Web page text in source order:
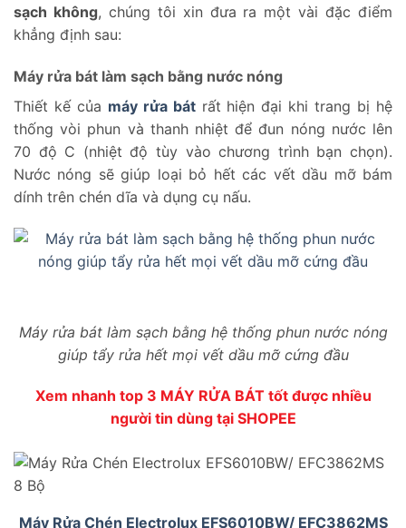
sạch không, chúng tôi xin đưa ra một vài đặc điểm
khẳng định sau:
Máy rửa bát làm sạch bằng nước nóng
Thiết kế của máy rửa bátrất hiện đại khi trang bị hệ
thống vòi phun và thanh nhiệt để đun nóng nước lên
70 độ C (nhiệt độ tùy vào chương trình bạn chọn).
Nước nóng sẽ giúp loại bỏ hết các vết dầu mỡ bám
dính trên chén dĩa và dụng cụ nấu.
Máy rửa bát làm sạch bằng hệ thống phun nước nóng
giúp tẩy rửa hết mọi vết dầu mỡ cứng đầu
Xem nhanh top 3 MÁY RỬA BÁT tốt được nhiều
người tin dùng tại SHOPEE
Máy Rửa Chén Electrolux EFS6010BW/ EFC3862MS